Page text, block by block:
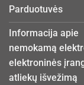
Parduotuvės
Informacija apie
nemokamą
elektroninės
atliekų išvežimą